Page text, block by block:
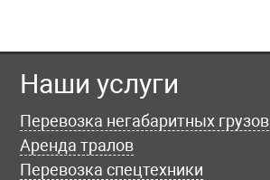
Наши услуги
Перевозка негабаритных грузов
Аренда тралов
Перевозка спецтехники